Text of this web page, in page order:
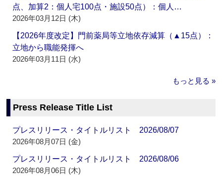
点、加算2：個人宅100点・施設50点）：個人…
2026年03月12日 (木)
【2026年度改定】門前薬局等立地依存減算（▲15点）：
立地から職能発揮へ
2026年03月11日 (水)
もっと見る »
Press Release Title List
プレスリリース・タイトルリスト 2026/08/07
2026年08月07日 (金)
プレスリリース・タイトルリスト 2026/08/06
2026年08月06日 (木)